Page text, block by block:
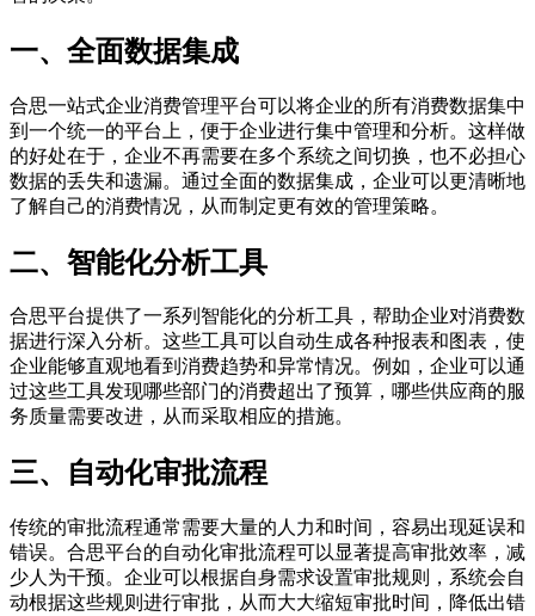
一、全面数据集成
合思一站式企业消费管理平台可以将企业的所有消费数据集中
到一个统一的平台上，便于企业进行集中管理和分析。这样做
的好处在于，企业不再需要在多个系统之间切换，也不必担心
数据的丢失和遗漏。通过全面的数据集成，企业可以更清晰地
了解自己的消费情况，从而制定更有效的管理策略。
二、智能化分析工具
合思平台提供了一系列智能化的分析工具，帮助企业对消费数
据进行深入分析。这些工具可以自动生成各种报表和图表，使
企业能够直观地看到消费趋势和异常情况。例如，企业可以通
过这些工具发现哪些部门的消费超出了预算，哪些供应商的服
务质量需要改进，从而采取相应的措施。
三、自动化审批流程
传统的审批流程通常需要大量的人力和时间，容易出现延误和
错误。合思平台的自动化审批流程可以显著提高审批效率，减
少人为干预。企业可以根据自身需求设置审批规则，系统会自
动根据这些规则进行审批，从而大大缩短审批时间，降低出错